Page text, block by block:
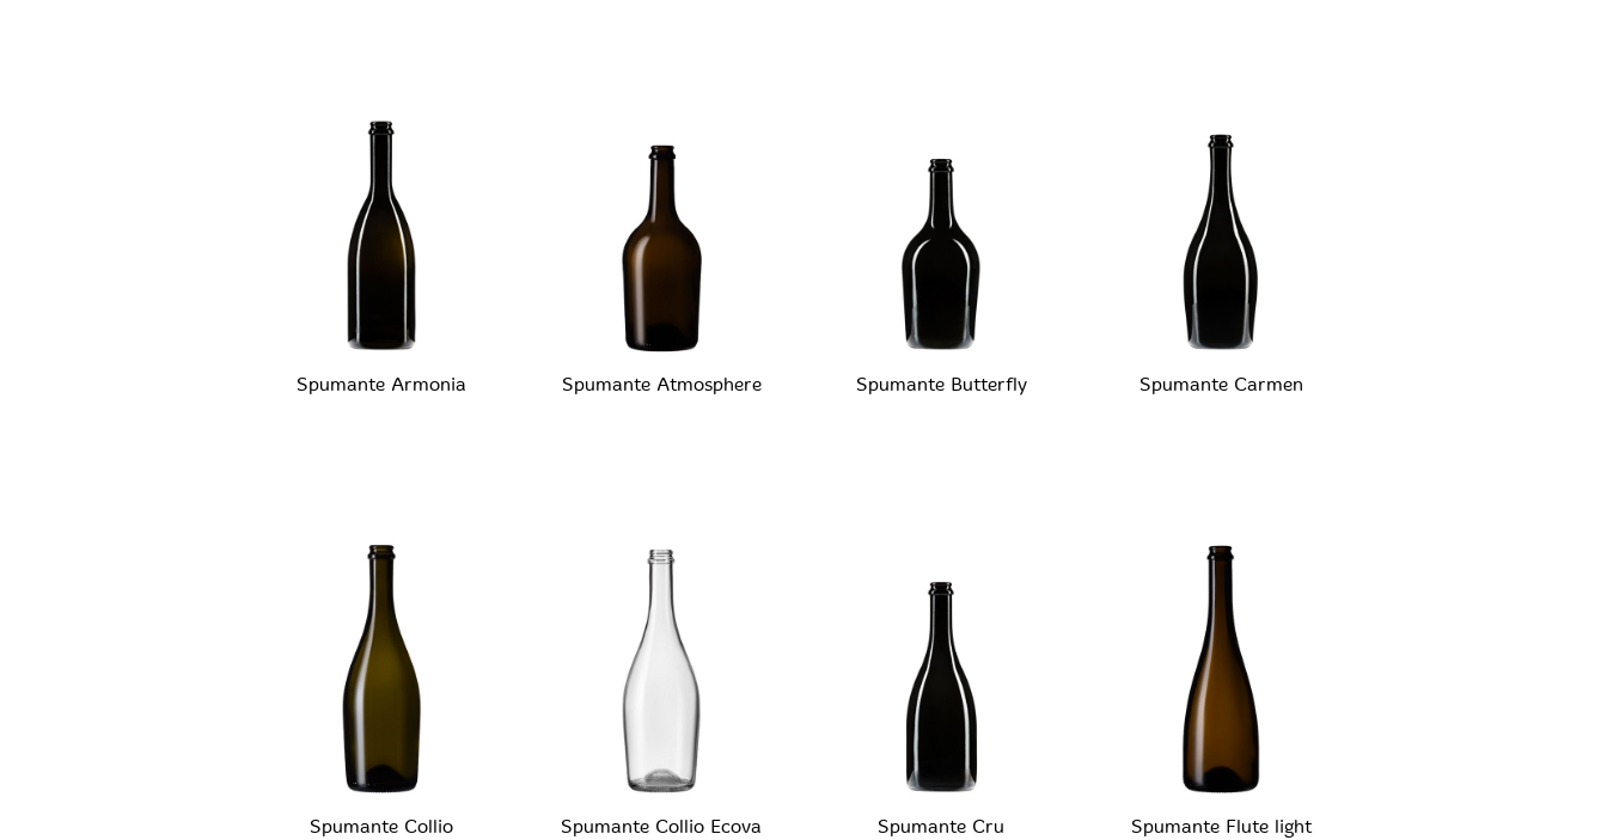
Spumante Armonia Spumante Atmosphere Spumante Butterfly Spumante Carmen
Spumante Collio Spumante Collio Ecova Spumante Cru Spumante Flute light